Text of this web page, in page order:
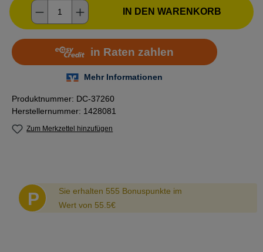
Produkt Anzahl: Gib den gewünschten
IN DEN WARENKORB
Produktnummer: DC-37260
Herstellernummer: 1428081
Zum Merkzettel hinzufügen
P
Sie erhalten 555 Bonuspunkte im
Wert von 55.5€